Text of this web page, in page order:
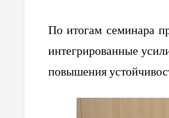
По итогам семинара
интегрированные
повышения